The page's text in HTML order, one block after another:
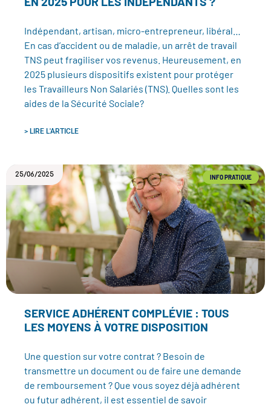
Indépendant, artisan, micro-entrepreneur, libéral…
En cas d’accident ou de maladie, un arrêt de travail
TNS peut fragiliser vos revenus. Heureusement, en
2025 plusieurs dispositifs existent pour protéger
les Travailleurs Non Salariés (TNS). Quelles sont les
aides de la Sécurité Sociale?
> LIRE L'ARTICLE
INFO PRATIQUE
SERVICE ADHÉRENT COMPLÉVIE : TOUS
LES MOYENS À VOTRE DISPOSITION
Une question sur votre contrat ? Besoin de
transmettre un document ou de faire une demande
de remboursement ? Que vous soyez déjà adhérent
ou futur adhérent, il est essentiel de savoir
25/06/2025